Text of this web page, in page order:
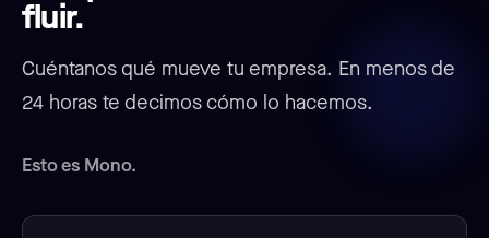
fluir.
Cuéntanos qué mueve tu empresa. En menos de
24 horas te decimos cómo lo hacemos.
Esto es Mono.